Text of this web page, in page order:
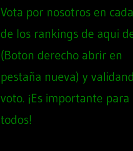
Vota por nosotros en
de los rankings de aqui
(Boton derecho abrir en
pestaña nueva) y
voto. ¡Es importante para
todos!